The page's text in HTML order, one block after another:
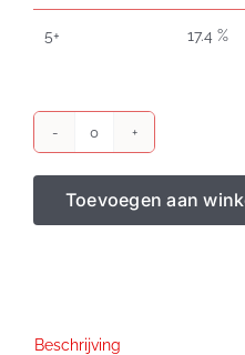
5+ 17.4 %
Weegschaal
Etiketten
60x55
meter
Toevoegen aan
Beschrijving